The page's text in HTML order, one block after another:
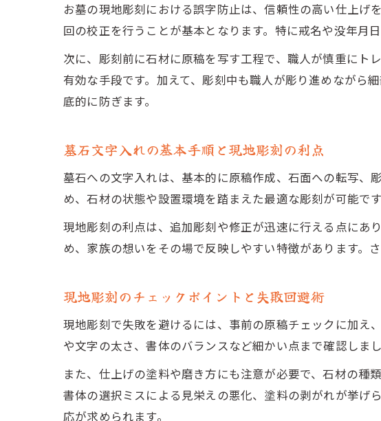
お墓の現地彫刻における誤字防止は、信頼性の高い仕上げ
回の校正を行うことが基本となります。特に戒名や没年月
次に、彫刻前に石材に原稿を写す工程で、職人が慎重にト
有効な手段です。加えて、彫刻中も職人が彫り進めながら
底的に防ぎます。
墓石文字入れの基本手順と現地彫刻の利点
墓石への文字入れは、基本的に原稿作成、石面への転写、
め、石材の状態や設置環境を踏まえた最適な彫刻が可能です
現地彫刻の利点は、追加彫刻や修正が迅速に行える点にあ
め、家族の想いをその場で反映しやすい特徴があります。
現地彫刻のチェックポイントと失敗回避術
現地彫刻で失敗を避けるには、事前の原稿チェックに加え
や文字の太さ、書体のバランスなど細かい点まで確認しまし
また、仕上げの塗料や磨き方にも注意が必要で、石材の種
書体の選択ミスによる見栄えの悪化、塗料の剥がれが挙げ
応が求められます。